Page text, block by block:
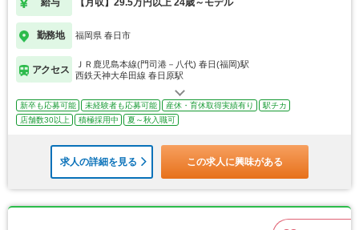
給与 【月収】29.5万円以上 24歳～モデル
勤務地 福岡県 春日市
アクセス
ＪＲ鹿児島本線(門司港－八代) 春日(福岡)駅
西鉄天神大牟田線 春日原駅
新卒も応募可能 未経験者も応募可能 産休・育休取得実績有り
駅チカ
店舗数30以上
積極採用中 夏～秋入職可
求人の詳細を見る この求人に興味がある